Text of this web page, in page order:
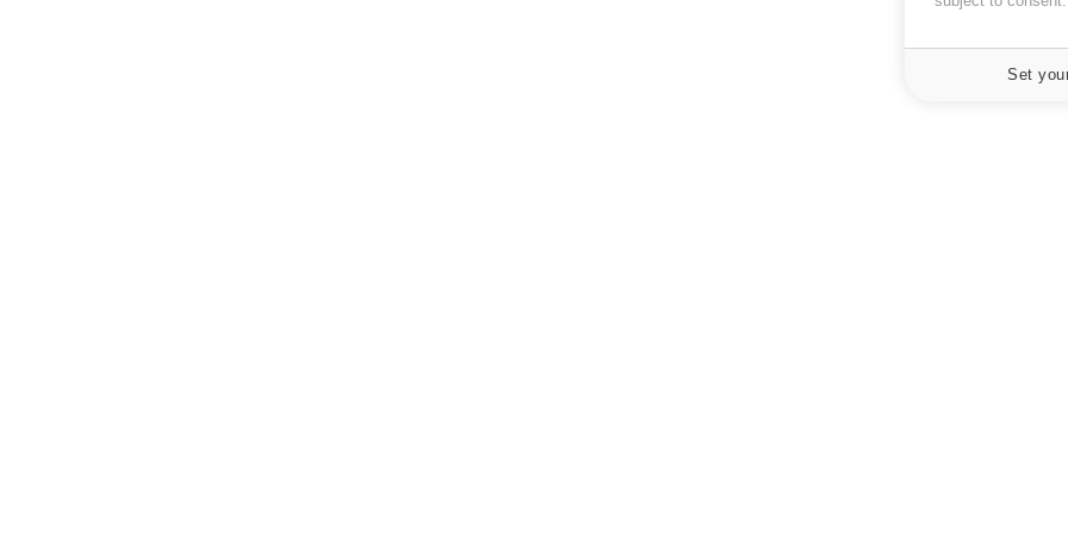
Set